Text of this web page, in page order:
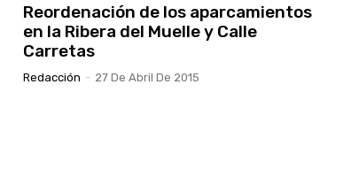
Reordenación de los aparcamientos
en la Ribera del Muelle y Calle
Carretas
Redacción - 27 De Abril De 2015